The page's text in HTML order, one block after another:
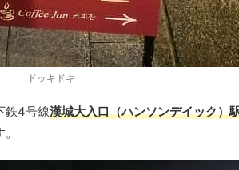
ドッキドキ
鉄4号線漢城大入口（ハンソンデイック）